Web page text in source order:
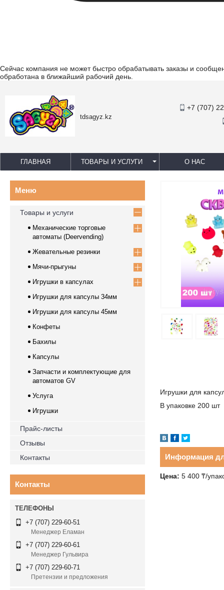
Сейчас компания не может быстро обрабатывать заказы и
обработана в ближайший рабочий день.
tdsagyz.kz
+7 (707)
ГЛАВНАЯ ТОВАРЫ И УСЛУГИ О НАС
Игрушки для
В упаковке 200 шт
Информация
Цена: 5 400 ₸/
Товары и услуги
Механические торговые
автоматы (Deervending)
Жевательные резинки
Мячи-прыгуны
Игрушки в капсулах
Игрушки для капсулы 34мм
Игрушки для капсулы 45мм
Конфеты
Бахилы
Капсулы
Запчасти и комплектующие для
автоматов GV
Услуга
Игрушки
Прайс-листы
Отзывы
Контакты
Контакты
+7 (707) 229-60-51
Менеджер Еламан
+7 (707) 229-60-61
Менеджер Гульвира
+7 (707) 229-60-71
Претензии и предложения